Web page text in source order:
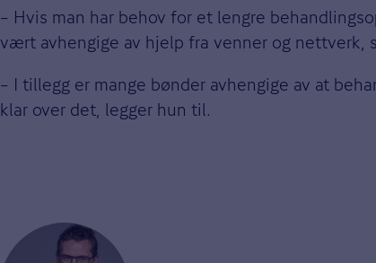
– Hvis man har behov for et lengre
vært avhengige av hjelp fra venner og nettverk,
– I tillegg er mange bønder avhengige av at
klar over det, legger hun til.